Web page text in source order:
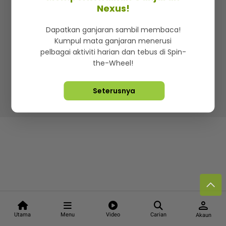
Utama Menu Video Carian
person
Akaun
Iklan di SMG360
Terma & Syarat Dasar Privasi
Lebih hot, viral dan sensasi
Hakcipta Terpelihara ©2026. Star Media Group Berhad
Nexus!
Dapatkan ganjaran sambil membaca!
Kumpul mata ganjaran menerusi
pelbagai aktiviti harian dan tebus di Spin-
the-Wheel!
Seterusnya